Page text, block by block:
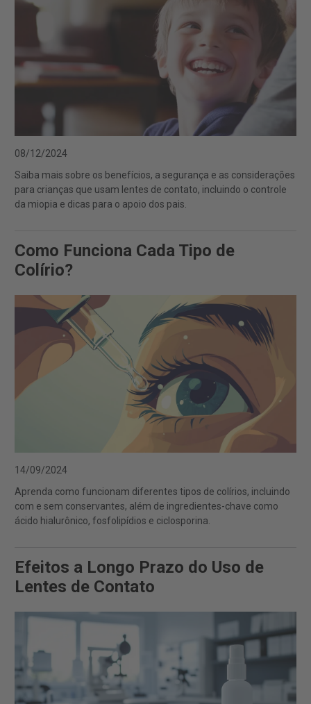
08/12/2024
Saiba mais sobre os benefícios, a segurança e as considerações
para crianças que usam lentes de contato, incluindo o controle
da miopia e dicas para o apoio dos pais.
Como Funciona Cada Tipo de
Colírio?
14/09/2024
Aprenda como funcionam diferentes tipos de colírios, incluindo
com e sem conservantes, além de ingredientes-chave como
ácido hialurônico, fosfolipídios e ciclosporina.
Efeitos a Longo Prazo do Uso de
Lentes de Contato